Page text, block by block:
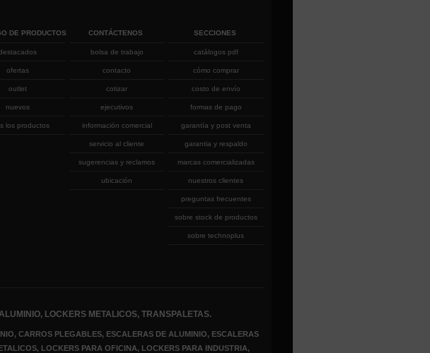
DE PRODUCTOS
ofertas
outlet
nuevos
los productos
CONTÁCTENOS
bolsa de trabajo
contacto
cotizar
ejecutivos
información comercial
servicio al cliente
sugerencias y reclamos
ubicación
SECCIONES
catálogos pdf
cómo comprar
costo de envío
formas de pago
garantía y post venta
garantia y respaldo
marcas comercializadas
nuestros clientes
preguntas frecuentes
sobre stock de productos
sobre technoplus
LOCKERS METALICOS, TRANSPALETAS.
CARROS PLEGABLES, ESCALERAS DE ALUMINIO, ESCALERAS
, LOCKERS PARA OFICINA, LOCKERS PARA INDUSTRIA,